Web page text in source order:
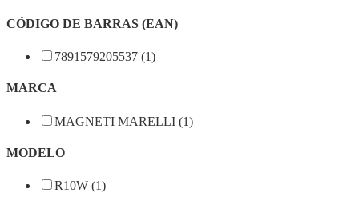
CÓDIGO DE BARRAS (EAN)
7891579205537 (1)
MARCA
MAGNETI MARELLI (1)
MODELO
R10W (1)